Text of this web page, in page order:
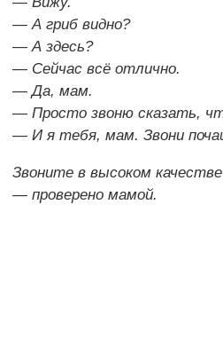
— А гриб видно?
— А здесь?
— Сейчас всё отлично.
— Да, мам.
— Просто звоню сказать,
— И я тебя, мам. Звони
Звоните в высоком
— проверено мамой.